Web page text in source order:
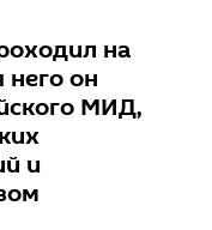
на
он
МИД,
и